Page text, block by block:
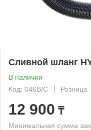
Сливной шланг
В наличии
Код: 046B/C
Розница
12 900 ₸
Минимальная сумма